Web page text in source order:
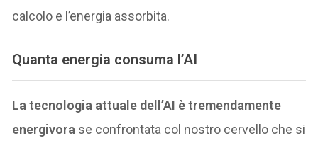
calcolo e l’energia assorbita.
Quanta energia consuma l’AI
La tecnologia attuale dell’AI è tremendamente
energivora se confrontata col nostro cervello che si